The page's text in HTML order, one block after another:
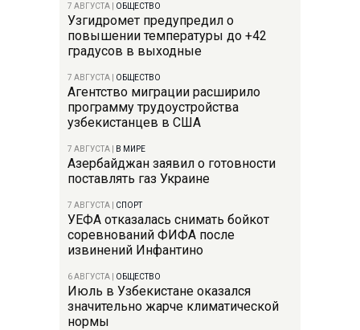
7 АВГУСТА ОБЩЕСТВО
Узгидромет предупредил о
повышении температуры до +42
градусов в выходные
7 АВГУСТА ОБЩЕСТВО
Агентство миграции расширило
программу трудоустройства
узбекистанцев в США
7 АВГУСТА В МИРЕ
Азербайджан заявил о готовности
поставлять газ Украине
7 АВГУСТА СПОРТ
УЕФА отказалась снимать бойкот
соревнований ФИФА после
извинений Инфантино
6 АВГУСТА ОБЩЕСТВО
Июль в Узбекистане оказался
значительно жарче климатической
нормы